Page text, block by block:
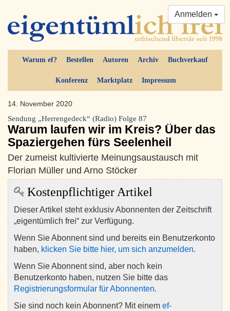
Warum ef? Bestellen Autoren Archiv Buchverkauf
Konferenz Marktplatz Impressum
Anmelden
14. November 2020
Sendung „Herrengedeck“ (Radio) Folge 87
Warum laufen wir im Kreis? Über das
Spaziergehen fürs Seelenheil
Der zumeist kultivierte Meinungsaustausch mit
Florian Müller und Arno Stöcker
Kostenpflichtiger Artikel
Dieser Artikel steht exklusiv Abonnenten der Zeitschrift
„eigentümlich frei“ zur Verfügung.
Wenn Sie Abonnent sind und bereits ein Benutzerkonto
haben, klicken Sie bitte hier, um sich anzumelden.
Wenn Sie Abonnent sind, aber noch kein
Benutzerkonto haben, nutzen Sie bitte das
Registrierungsformular für Abonnenten.
Sie sind noch kein Abonnent? Mit einem ef-